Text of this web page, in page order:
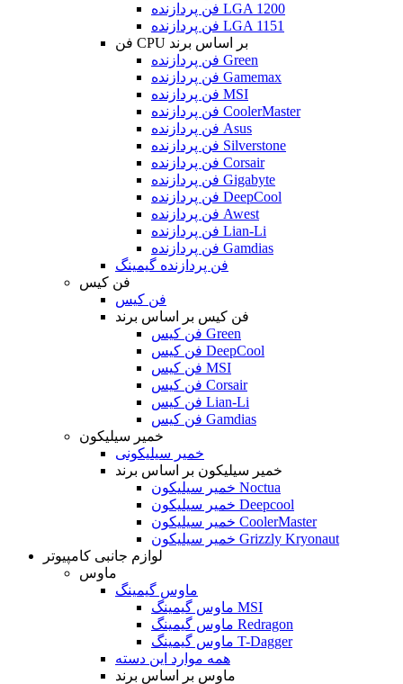
فن پردازنده LGA 1200
فن پردازنده LGA 1151
فن CPU بر اساس برند
فن پردازنده Green
فن پردازنده Gamemax
فن پردازنده MSI
فن پردازنده CoolerMaster
فن پردازنده Asus
فن پردازنده Silverstone
فن پردازنده Corsair
فن پردازنده Gigabyte
فن پردازنده DeepCool
فن پردازنده Awest
فن پردازنده Lian-Li
فن پردازنده Gamdias
فن پردازنده گیمینگ
فن کیس
فن کیس
فن کیس بر اساس برند
فن کیس Green
فن کیس DeepCool
فن کیس MSI
فن کیس Corsair
فن کیس Lian-Li
فن کیس Gamdias
خمیر سیلیکون
خمیر سیلیکونی
خمیر سیلیکون بر اساس برند
خمیر سیلیکون Noctua
خمیر سیلیکون Deepcool
خمیر سیلیکون CoolerMaster
خمیر سیلیکون Grizzly Kryonaut
لوازم جانبی کامپیوتر
ماوس
ماوس گیمینگ
ماوس گیمینگ MSI
ماوس گیمینگ Redragon
ماوس گیمینگ T-Dagger
همه موارد این دسته
ماوس بر اساس برند